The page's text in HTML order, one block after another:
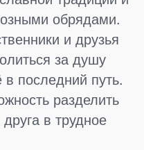
обрядами.
и друзья
за душу
последний путь.
разделить
в трудное